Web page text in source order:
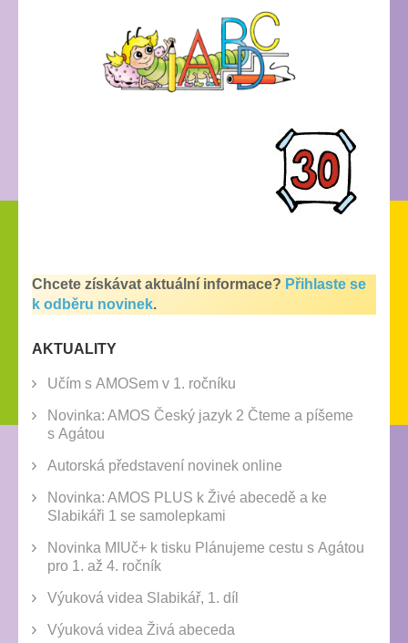
Chcete získávat aktuální informace? Přihlaste se
k odběru novinek.
AKTUALITY
Učím s AMOSem v 1. ročníku
Novinka: AMOS Český jazyk 2 Čteme a píšeme
s Agátou
Autorská představení novinek online
Novinka: AMOS PLUS k Živé abecedě a ke
Slabikáři 1 se samolepkami
Novinka MIUč+ k tisku Plánujeme cestu s Agátou
pro 1. až 4. ročník
Výuková videa Slabikář, 1. díl
Výuková videa Živá abeceda